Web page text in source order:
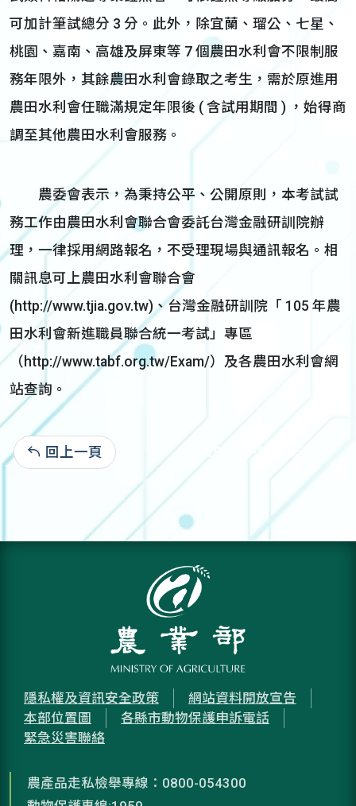
可加計筆試總分 3 分。此外，除宜蘭、瑠公、七星、
桃園、嘉南、高雄及屏東等 7 個農田水利會不限制服
務年限外，其餘農田水利會錄取之考生，需於原進用
農田水利會任職滿規定年限後 ( 含試用期間 ) ，始得商
調至其他農田水利會服務。
農委會表示，為秉持公平、公開原則，本考試試
務工作由農田水利會聯合會委託台灣金融研訓院辦
理，一律採用網路報名，不受理現場與通訊報名。相
關訊息可上農田水利會聯合會
(http://www.tjia.gov.tw)、台灣金融研訓院「 105 年農
田水利會新進職員聯合統一考試」專區
（http://www.tabf.org.tw/Exam/）及各農田水利會網
站查詢。
回上一頁 104-12-25:3,057
隱私權及資訊安全政策
網站資料開放宣告
本部位置圖
各縣市動物保護申訴電話
緊急災害聯絡
農產品走私檢舉專線：0800-054300